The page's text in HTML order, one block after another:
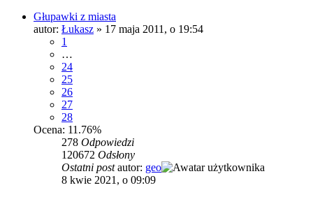
Głupawki z miasta
autor: Łukasz » 17 maja 2011, o 19:54
1
…
24
25
26
27
28
Ocena: 11.76%
278 Odpowiedzi
120672 Odsłony
Ostatni postautor: geo
8 kwie 2021, o 09:09